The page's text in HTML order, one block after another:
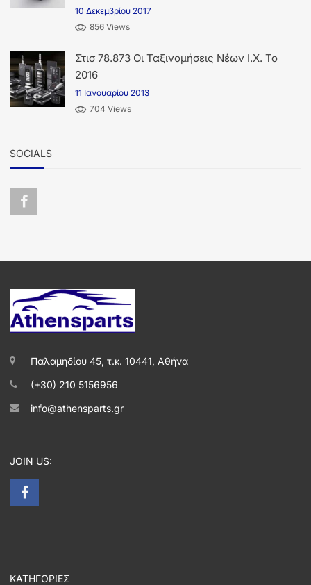
10 Δεκεμβρίου 2017
856 Views
Στισ 78.873 Οι Ταξινομήσεις Νέων Ι.Χ. Το
2016
11 Ιανουαρίου 2013
704 Views
SOCIALS
Παλαμηδίου 45, τ.κ. 10441, Αθήνα
(+30) 210 5156956
info@athensparts.gr
JOIN US:
ΚΑΤΗΓΟΡΙΕΣ